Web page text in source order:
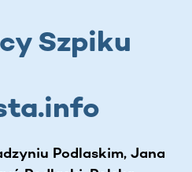
Szpiku
Podlaskim, Jana